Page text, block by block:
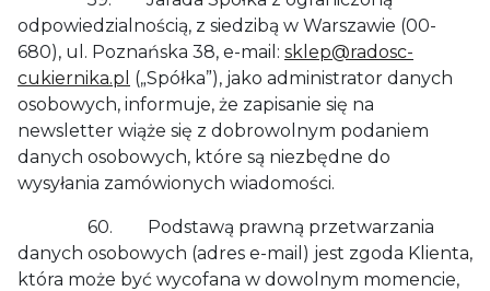
odpowiedzialnością, z siedzibą w Warszawie (00-
680), ul. Poznańska 38, e-mail: sklep@radosc-
cukiernika.pl („Spółka”), jako administrator danych
osobowych, informuje, że zapisanie się na
newsletter wiąże się z dobrowolnym podaniem
danych osobowych, które są niezbędne do
wysyłania zamówionych wiadomości.
60. Podstawą prawną przetwarzania
danych osobowych (adres e-mail) jest zgoda Klienta,
która może być wycofana w dowolnym momencie,